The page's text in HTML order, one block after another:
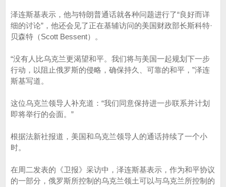
泽连斯基表示，他与特朗普通话就各种问题进行了“良好而详
细的讨论”，他还会见了正在基辅访问的美国财政部长斯科特·
贝森特（Scott Bessent）。
“没有人比乌克兰更渴望和平。我们将与美国一起规划下一步
行动，以阻止俄罗斯的侵略，确保持久、可靠的和平，”泽连
斯基写道。
这位乌克兰领导人补充道：“我们同意保持进一步联系并计划
即将举行的会面。”
根据法新社报道，美国和乌克兰领导人的通话持续了一个小
时。
在周二发表的《卫报》采访中，泽连斯基表示，作为和平协议
的一部分，俄罗斯所控制的乌克兰领土可以与乌克兰所控制的